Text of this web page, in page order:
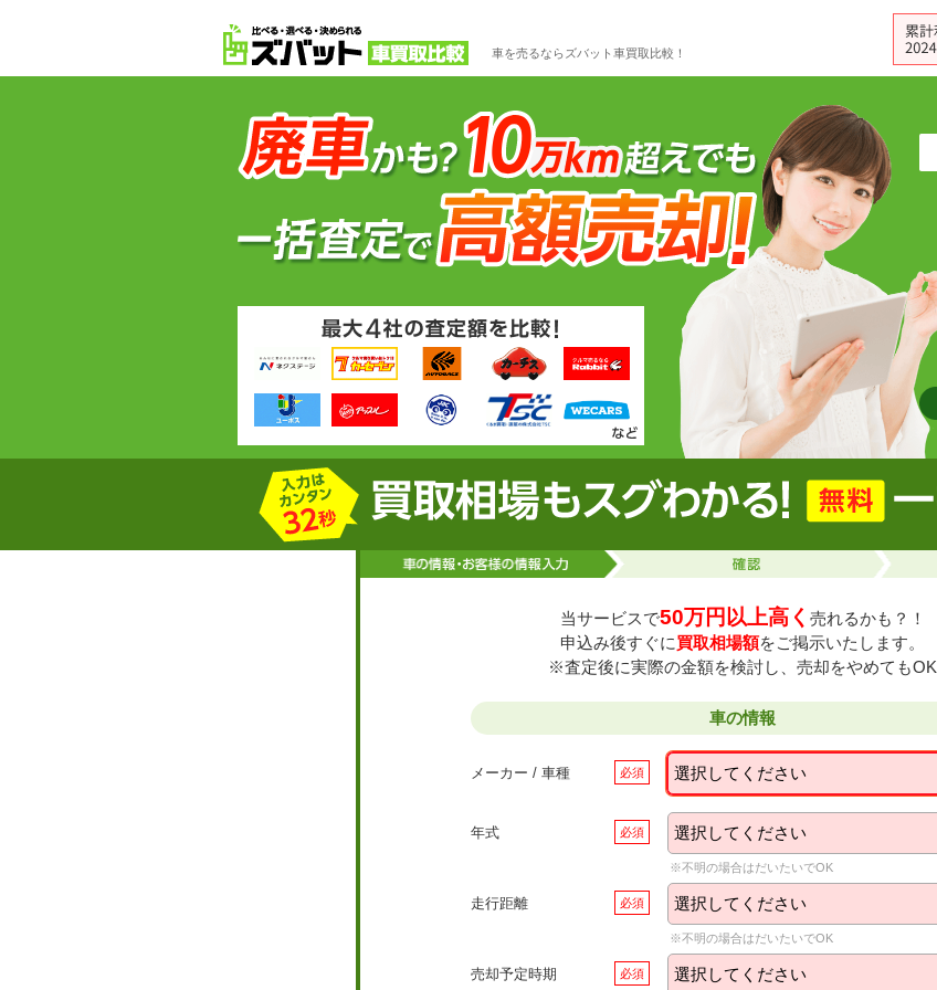
車を売るならズバット車買取比較！
当サービスで50万円以上高く 売れるかも？！
申込み後すぐに買取相場額をご掲示いたします。
※査定後に実際の金額を検討し、売却をやめてもOK
車の情報
メーカー / 車種 選択してください
年式 選択してください
※不明の場合はだいたいでOK
走行距離 選択してください
※不明の場合はだいたいでOK
売却予定時期 選択してください